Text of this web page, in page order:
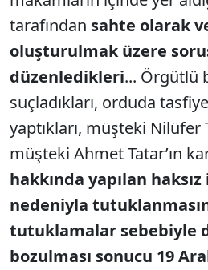
tarafından sahte olarak
oluşturulmak üzere
düzenledikleri... Örgütlü
suçladıkları, orduda
yaptıkları, müşteki Nilüfer
müşteki Ahmet Tatar’ın
hakkında yapılan
nedeniyla
tutuklamalar sebebiyle
bozulması sonucu 19